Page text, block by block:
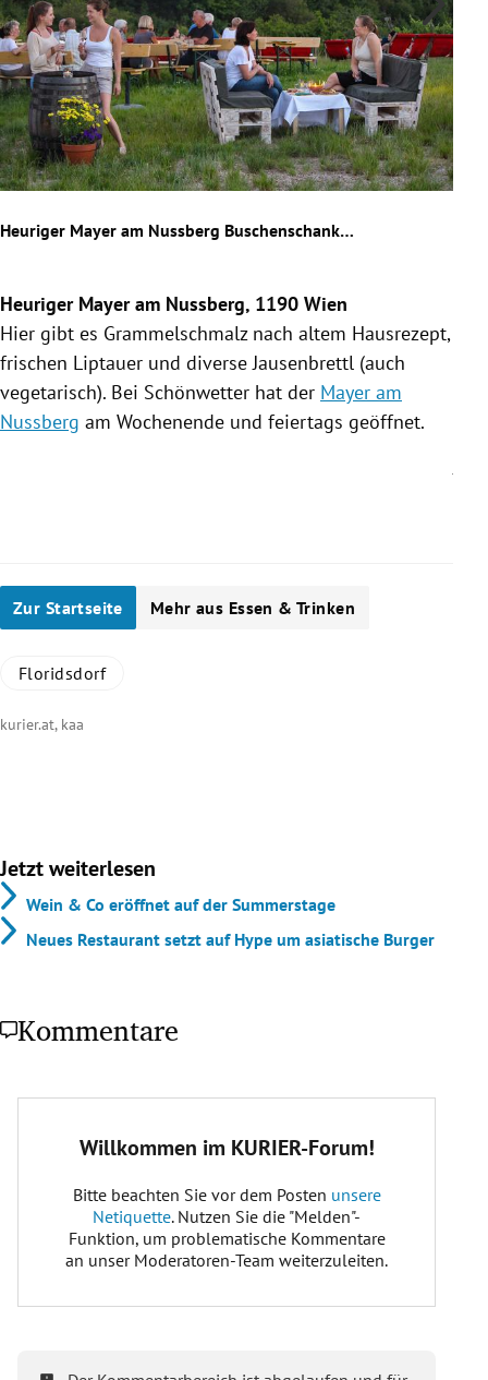
Heuriger Mayer am Nussberg Buschenschank…
Heuriger Mayer am Nussberg, 1190 Wien
Hier gibt es Grammelschmalz nach altem Hausrezept,
frischen Liptauer und diverse Jausenbrettl (auch
vegetarisch). Bei Schönwetter hat der Mayer am
Nussberg am Wochenende und feiertags geöffnet.
Zur Startseite Mehr aus Essen & Trinken
Floridsdorf
kurier.at, kaa
Jetzt weiterlesen
Wein & Co eröffnet auf der Summerstage
Neues Restaurant setzt auf Hype um asiatische Burger
Kommentare